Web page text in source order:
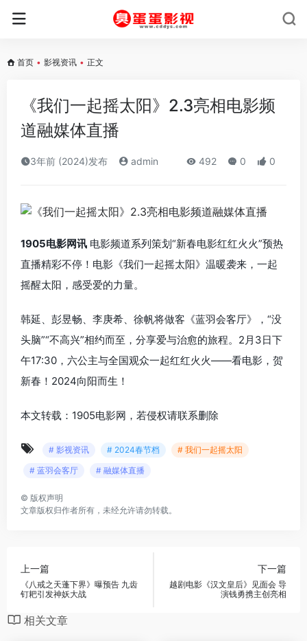
首页 • 影视资讯 • 正文
《我们一起摇太阳》2.3亮相电影频
道融媒体直播
3年前 (2024)发布 admin 492 0 0
1905电影网讯 电影频道系列策划“新春电影红红火火”预热
直播精彩不停！电影《我们一起摇太阳》温暖袭来，一起
摇醒太阳，感受爱的力量。
韩延、彭昱畅、李庚希、徐帆将做客《蓝羽会客厅》，“没
头脑”“不高兴”相约而至，分享爱与治愈的旅程。2月3日下
午17:30，六公主与全国观众一起红红火火——看电影，贺
新春！2024向阳而生！
本文转载：1905电影网，若侵权请联系删除
# 影视资讯 # 2024春节档
# 我们一起摇太阳
# 蓝羽会客厅
# 融媒体直播
© 版权声明
文章版权归作者所有，未经允许请勿转载。
上一篇
《八戒之天蓬下界》曝预告 九齿
钉耙引发神妖大战
下一篇
越剧电影《汉文皇后》见面会 导
演钱勇携主创亮相
相关文章